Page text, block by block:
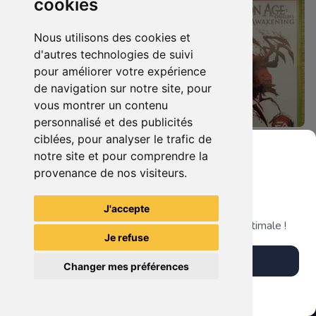
cookies
Nous utilisons des cookies et
d'autres technologies de suivi
pour améliorer votre expérience
de navigation sur notre site, pour
vous montrer un contenu
personnalisé et des publicités
ciblées, pour analyser le trafic de
notre site et pour comprendre la
provenance de nos visiteurs.
J'accepte
Je refuse
Changer mes préférences
8.90 € 0
Dragon Age Origins Xbox 360
14.90 €
TheGamingR83
Grenier du Geek
Télécharge notre app pour une expérience optimale !
Télécharger l'app